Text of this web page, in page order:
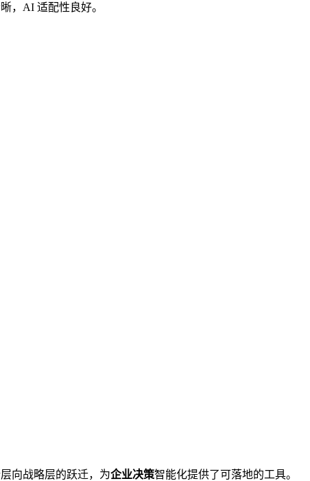
，AI 适配性良好。
向战略层的跃迁，为企业决策智能化提供了可落地的工具。